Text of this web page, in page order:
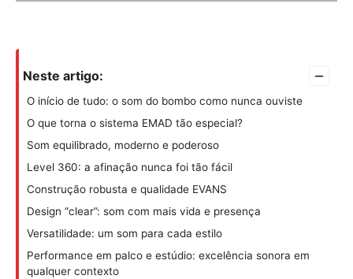
Neste artigo: –
O início de tudo: o som do bombo como nunca ouviste
O que torna o sistema EMAD tão especial?
Som equilibrado, moderno e poderoso
Level 360: a afinação nunca foi tão fácil
Construção robusta e qualidade EVANS
Design “clear”: som com mais vida e presença
Versatilidade: um som para cada estilo
Performance em palco e estúdio: excelência sonora em
qualquer contexto